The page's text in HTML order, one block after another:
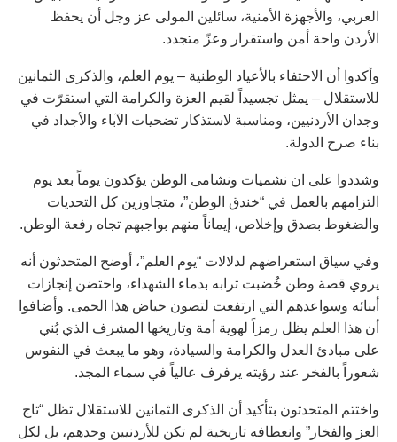
العربي، والأجهزة الأمنية، سائلين المولى عز وجل أن يحفظ
الأردن واحة أمن واستقرار وعزّ متجدد.
وأكدوا أن الاحتفاء بالأعياد الوطنية – يوم العلم، والذكرى الثمانين
للاستقلال – يمثل تجسيداً لقيم العزة والكرامة التي استقرّت في
وجدان الأردنيين، ومناسبة لاستذكار تضحيات الآباء والأجداد في
بناء صرح الدولة.
وشددوا على ان نشميات ونشامى الوطن يؤكدون يوماً بعد يوم
التزامهم بالعمل في “خندق الوطن”، متجاوزين كل التحديات
والضغوط بصدق وإخلاص، إيماناً منهم بواجبهم تجاه رفعة الوطن.
وفي سياق استعراضهم لدلالات “يوم العلم”، أوضح المتحدثون أنه
يروي قصة وطن خُضبت ترابه بدماء الشهداء، واحتضن إنجازات
أبنائه وسواعدهم التي ارتفعت لتصون حياض هذا الحمى. وأضافوا
أن هذا العلم يظل رمزاً لهوية أمة وتاريخها المشرف الذي بُني
على مبادئ العدل والكرامة والسيادة، وهو ما يبعث في النفوس
شعوراً بالفخر عند رؤيته يرفرف عالياً في سماء المجد.
واختتم المتحدثون بتأكيد أن الذكرى الثمانين للاستقلال تظل “تاج
العز والفخار” وانعطافه تاريخية لم تكن للأردنيين وحدهم، بل لكل